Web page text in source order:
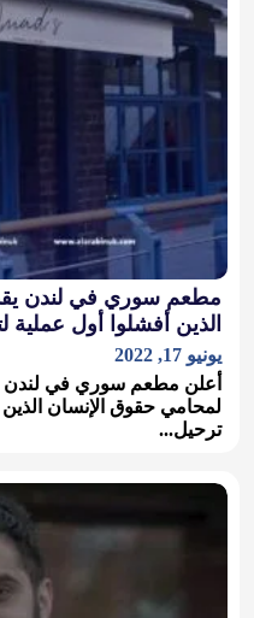
مطعم سوري في لندن
الذين أفشلوا أول عملية
يونيو 17, 2022
أعلن مطعم سوري في لندن
لمحامي حقوق الإنسان
ترحيل...